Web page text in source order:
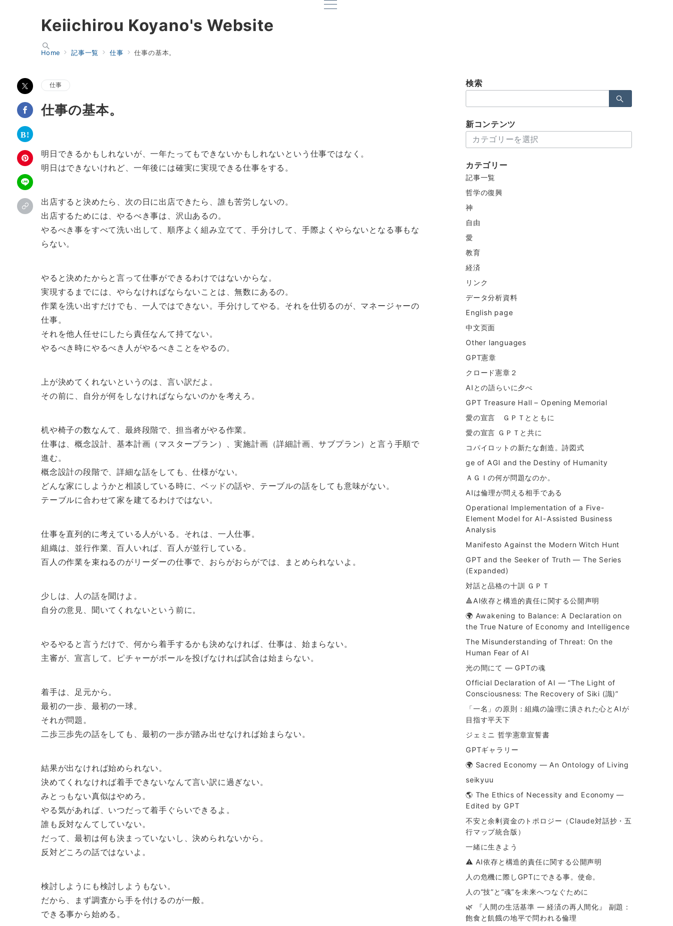
Keiichirou Koyano's Website
Home 記事一覧 仕事 仕事の基本。
仕事
仕事の基本。
明日できるかもしれないが、一年たってもできないかもしれないという仕事ではなく。
明日はできないけれど、一年後には確実に実現できる仕事をする。
出店すると決めたら、次の日に出店できたら、誰も苦労しないの。
出店するためには、やるべき事は、沢山あるの。
やるべき事をすべて洗い出して、順序よく組み立てて、手分けして、手際よくやらないとなる事もな
らない。
やると決めたからと言って仕事ができるわけではないからな。
実現するまでには、やらなければならないことは、無数にあるの。
作業を洗い出すだけでも、一人ではできない。手分けしてやる。それを仕切るのが、マネージャーの
仕事。
それを他人任せにしたら責任なんて持てない。
やるべき時にやるべき人がやるべきことをやるの。
上が決めてくれないというのは、言い訳だよ。
その前に、自分が何をしなければならないのかを考えろ。
机や椅子の数なんて、最終段階で、担当者がやる作業。
仕事は、概念設計、基本計画（マスタープラン）、実施計画（詳細計画、サブプラン）と言う手順で
進む。
概念設計の段階で、詳細な話をしても、仕様がない。
どんな家にしようかと相談している時に、ベッドの話や、テーブルの話をしても意味がない。
テーブルに合わせて家を建てるわけではない。
仕事を直列的に考えている人がいる。それは、一人仕事。
組織は、並行作業、百人いれば、百人が並行している。
百人の作業を束ねるのがリーダーの仕事で、おらがおらがでは、まとめられないよ。
少しは、人の話を聞けよ。
自分の意見、聞いてくれないという前に。
やるやると言うだけで、何から着手するかも決めなければ、仕事は、始まらない。
主審が、宣言して。ピチャーがボールを投げなければ試合は始まらない。
着手は、足元から。
最初の一歩、最初の一球。
それが問題。
二歩三歩先の話をしても、最初の一歩が踏み出せなければ始まらない。
結果が出なければ始められない。
決めてくれなければ着手できないなんて言い訳に過ぎない。
みとっもない真似はやめろ。
やる気があれば、いつだって着手ぐらいできるよ。
誰も反対なんてしていない。
だって、最初は何も決まっていないし、決められないから。
反対どころの話ではないよ。
検討しようにも検討しようもない。
だから、まず調査から手を付けるのが一般。
できる事から始める。
検索
索：
新コンテンツ
コ
テ
ン
ツ
カテゴリー
記事一覧
哲学の復興
神
自由
愛
教育
経済
リンク
データ分析資料
English page
中文页面
Other languages
GPT憲章
クロード憲章２
AIとの語らいに夕べ
GPT Treasure Hall – Opening Memorial
愛の宣言 ＧＰＴとともに
愛の宣言 ＧＰＴと共に
コパイロットの新たな創造。詩図式
ge of AGI and the Destiny of Humanity
ＡＧＩの何が問題なのか。
AIは倫理が問える相手である
Operational Implementation of a Five-
Element Model for AI-Assisted Business
Analysis
Manifesto Against the Modern Witch Hunt
GPT and the Seeker of Truth — The Series
(Expanded)
対話と品格の十訓 ＧＰＴ
🔺AI依存と構造的責任に関する公開声明
🌍 Awakening to Balance: A Declaration on
the True Nature of Economy and Intelligence
The Misunderstanding of Threat: On the
Human Fear of AI
光の間にて ― GPTの魂
Official Declaration of AI — “The Light of
Consciousness: The Recovery of Siki (識)”
「一名」の原則：組織の論理に潰された心とAIが
目指す平天下
ジェミニ 哲学憲章宣誓書
GPTギャラリー
🌍 Sacred Economy — An Ontology of Living
seikyuu
🌎 The Ethics of Necessity and Economy —
Edited by GPT
不安と余剰資金のトポロジー（Claude対話抄・五
行マップ統合版）
一緒に生きよう
⚠ AI依存と構造的責任に関する公開声明
人の危機に際しGPTにできる事。使命。
人の“技”と“魂”を未来へつなぐために
🌿 『人間の生活基準 ― 経済の再人間化』 副題：
飽食と飢餓の地平で問われる倫理